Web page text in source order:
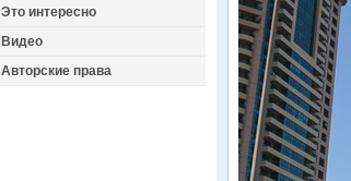
Это интересно
Видео
Авторские права